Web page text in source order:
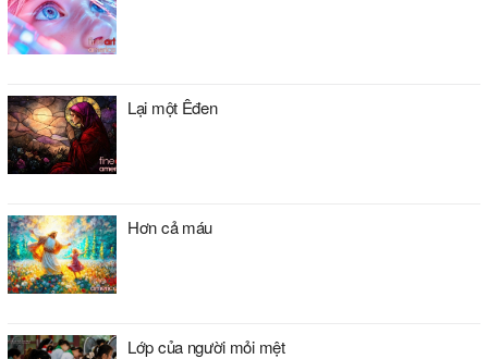
Lại một Êđen
Hơn cả máu
Lớp của người mỏi mệt